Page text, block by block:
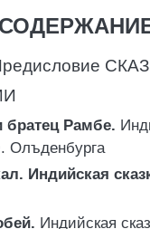
братец Рамбе.
Олъденбурга
Индийская
Индийская